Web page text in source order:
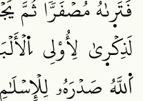
فَتَر۪ىٰهُ مُصۡفَرّٗا ثُمَّ
لَذِكۡر۪يٰ لِأُوْلِي
اَ۬للَّهُ صَدۡرَهُۥ